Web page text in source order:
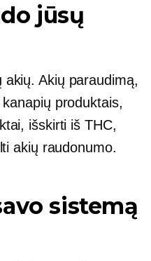
jūsų
Akių paraudimą,
produktais,
išskirti iš THC,
akių raudonumo.
sistemą